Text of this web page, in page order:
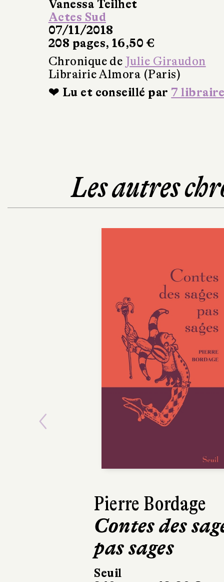
Vanessa Teilhet
Actes Sud
07/11/2018
208 pages, 16,50 €
Chronique de Julie Giraudon
Librairie Almora (Paris)
❤ Lu et conseillé par 7
Les autres
Boris Cyrulnik
Se
dans un
meilleur
Previous